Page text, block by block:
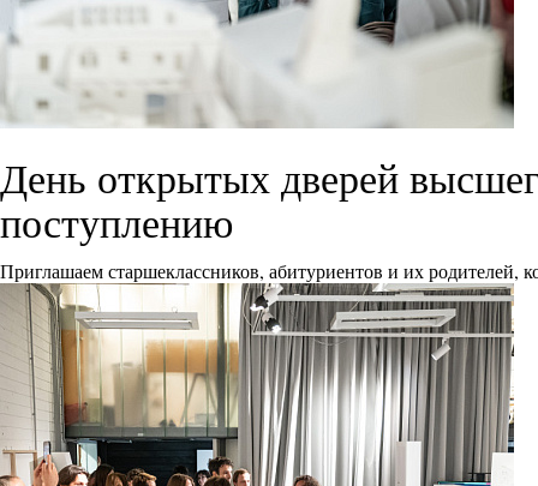
День открытых дверей
поступлению
Приглашаем старшеклассников, абитуриентов и их родителей,